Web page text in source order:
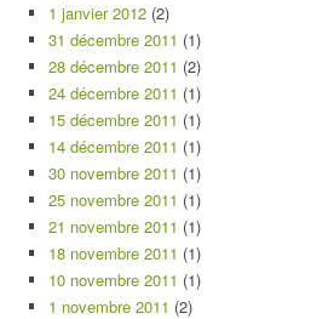
1 janvier 2012 (2)
31 décembre 2011 (1)
28 décembre 2011 (2)
24 décembre 2011 (1)
15 décembre 2011 (1)
14 décembre 2011 (1)
30 novembre 2011 (1)
25 novembre 2011 (1)
21 novembre 2011 (1)
18 novembre 2011 (1)
10 novembre 2011 (1)
1 novembre 2011 (2)